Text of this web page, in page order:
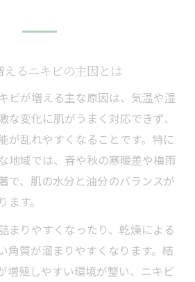
るニキビの主因とは
ビが増える主な原因は、気温や湿
な変化に肌がうまく対応できず、
が乱れやすくなることです。特に
地域では、春や秋の寒暖差や梅雨
で、肌の水分と油分のバランスが
す。
まりやすくなったり、乾燥による
角質が溜まりやすくなります。結
増殖しやすい環境が整い、ニキビ